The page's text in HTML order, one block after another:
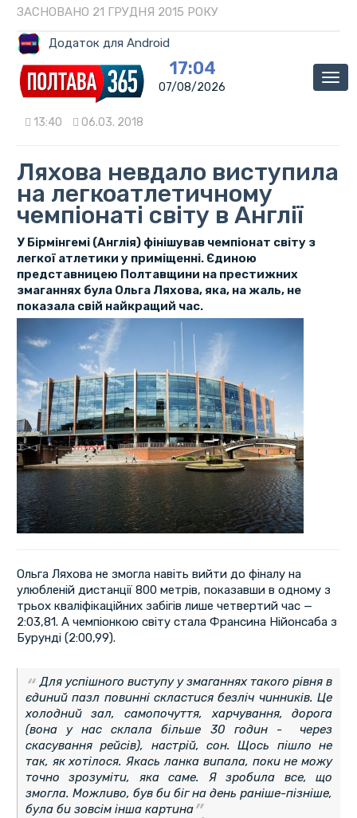
ЗАСНОВАНО 21 ГРУДНЯ 2015 РОКУ
Додаток для Android
17:04
07/08/2026
13:40 06.03. 2018
Ляхова невдало виступила
на легкоатлетичному
чемпіонаті світу в Англії
У Бірмінгемі (Англія) фінішував чемпіонат світу з
легкої атлетики у приміщенні. Єдиною
представницею Полтавщини на престижних
змаганнях була Ольга Ляхова, яка, на жаль, не
показала свій найкращий час.
Ольга Ляхова не змогла навіть вийти до фіналу на
улюбленій дистанції 800 метрів, показавши в одному з
трьох кваліфікаційних забігів лише четвертий час —
2:03,81. А чемпіонкою світу стала Франсина Нійонсаба з
Бурунді (2:00,99).
Для успішного виступу у змаганнях такого рівня в
єдиний пазл повинні скластися безліч чинників. Це
холодний зал, самопочуття, харчування, дорога
(вона у нас склала більше 30 годин - через
скасування рейсів), настрій, сон. Щось пішло не
так, як хотілося. Якась ланка випала, поки не можу
точно зрозуміти, яка саме. Я зробила все, що
змогла. Можливо, був би біг на день раніше-пізніше,
була би зовсім інша картина